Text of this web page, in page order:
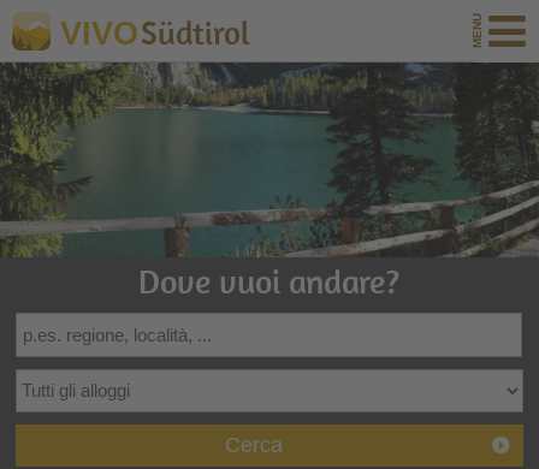
VIVOSüdtirol
Dove vuoi andare?
Cerca